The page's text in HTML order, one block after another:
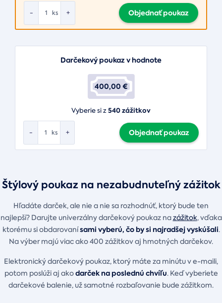
- +
ks Objednať poukaz
Darčekový poukaz v hodnote
400,00 €
Vyberie si z540 zážitkov
- +
ks Objednať poukaz
Štýlový poukaz na nezabudnuteľný zážitok
Hľadáte darček, ale nie a nie sa rozhodnúť, ktorý bude ten
najlepší? Darujte univerzálny darčekový poukaz nazážitok, vďaka
ktorému si obdarovanísami vyberú, čo by si najradšej vyskúšali.
Na výber majú viac ako 400 zážitkov aj hmotných darčekov.
Elektronický darčekový poukaz, ktorý máte za minútu v e-maili,
potom poslúži aj akodarček na poslednú chvíľu. Keď vyberiete
darčekové balenie, už samotné rozbaľovanie bude zážitkom.